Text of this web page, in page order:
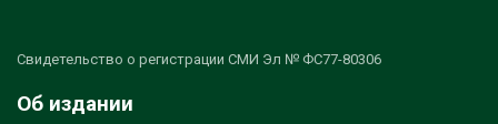
Свидетельство о регистрации СМИ Эл № ФС77-80306
Об издании